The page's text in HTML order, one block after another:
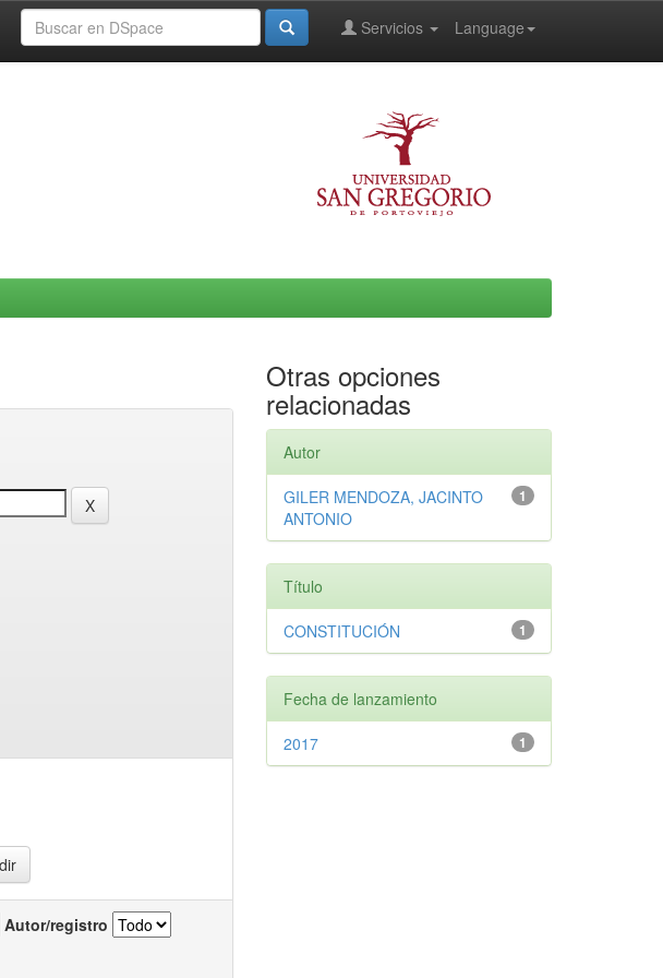
Language
Servicios
Autor/registro
Otras opciones
relacionadas
Autor
1
GILER MENDOZA, JACINTO
ANTONIO
Título
1
CONSTITUCIÓN
Fecha de lanzamiento
1
2017